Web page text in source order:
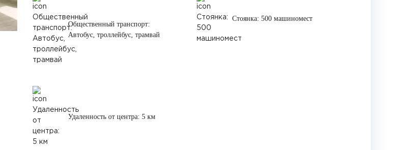
Общественный транспорт:
Автобус, троллейбус, трамвай
Стоянка: 500 машиномест
Удаленность от центра: 5 км